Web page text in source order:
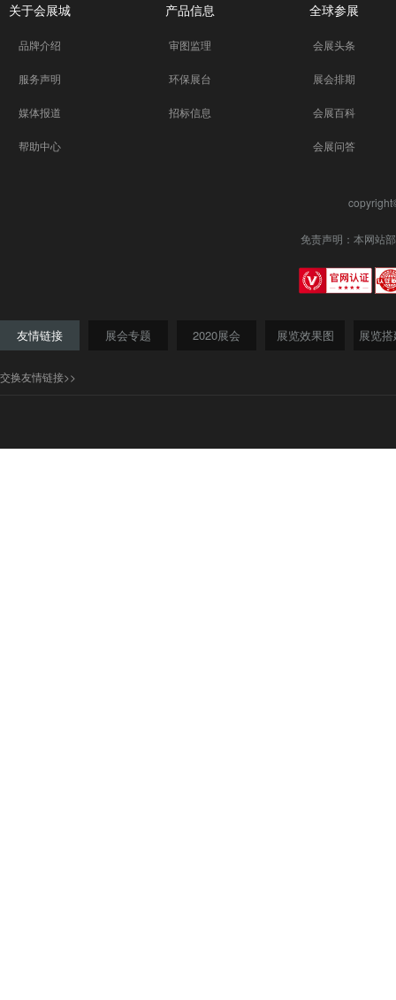
2016-
间表
2016-
关于会展城
品牌介绍
服务声明
媒体报道
帮助中心
产品信息
审图监理
环保展台
招标信息
全球参展
会展头条
展会排期
会展百科
会展问答
免责声明：本网站
友情链接 展会专题 2020展会 展览效果图 展览
交换友情链接>>